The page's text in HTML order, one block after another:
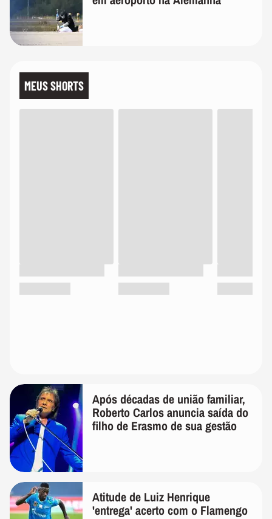
MEUS SHORTS
Após décadas de união familiar,
Roberto Carlos anuncia saída do
filho de Erasmo de sua gestão
Atitude de Luiz Henrique
'entrega' acerto com o Flamengo